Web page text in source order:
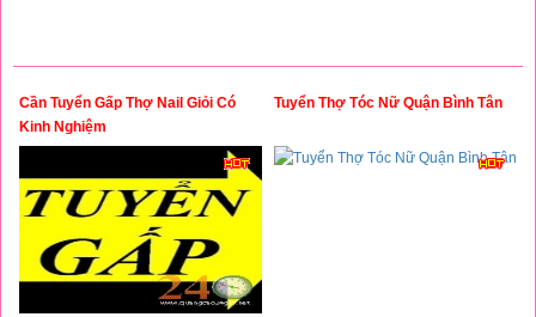
Cần Tuyển Gấp Thợ Nail Giỏi Có
Kinh Nghiệm
Tuyển Thợ Tóc Nữ Quận Bình Tân